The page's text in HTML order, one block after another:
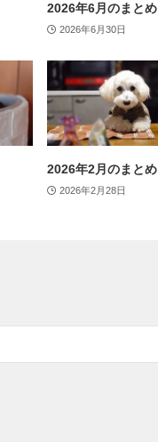
2026年6月のまとめ
2026年6月30日
2026年2月のまとめ
2026年2月28日